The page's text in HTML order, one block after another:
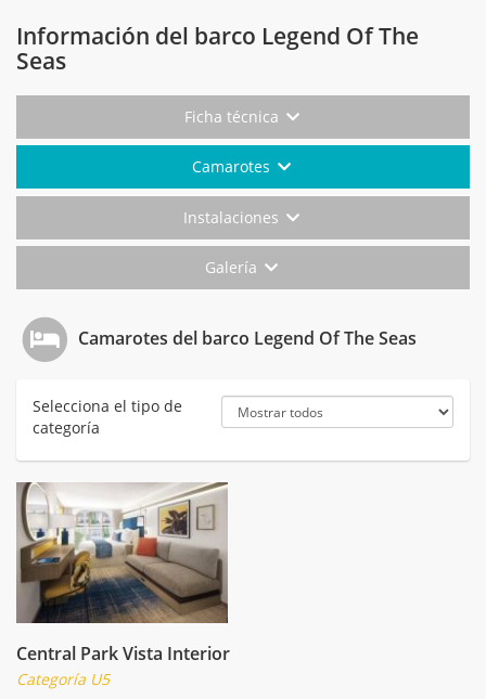
Información del barco Legend Of The
Seas
Ficha técnica
Camarotes
Instalaciones
Galería
Camarotes del barco Legend Of The Seas
Selecciona el tipo de
categoría
Central Park Vista Interior
Categoría U5